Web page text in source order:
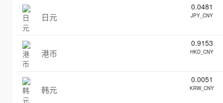
日元
0.0481
JPY_CNY
港币
0.9153
HKD_CNY
韩元
0.0051
KRW_CNY